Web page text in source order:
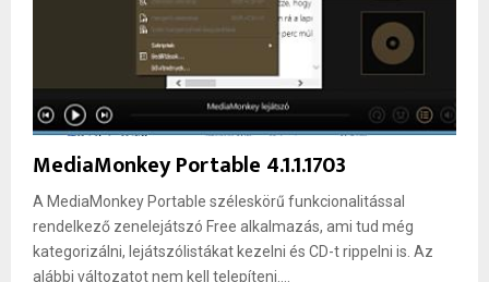
MediaMonkey Portable 4.1.1.1703
A MediaMonkey Portable széleskörű funkcionalitással
rendelkező zenelejátszó Free alkalmazás, ami tud még
kategorizálni, lejátszólistákat kezelni és CD-t rippelni is. Az
alábbi változatot nem kell telepíteni....